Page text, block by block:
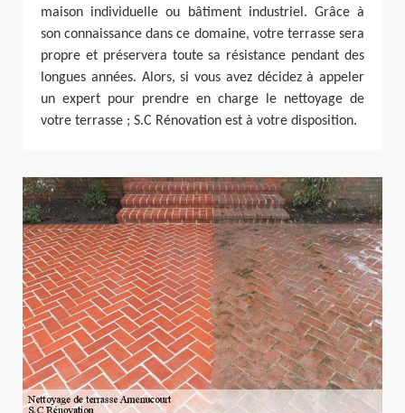
maison individuelle ou bâtiment industriel. Grâce à
son connaissance dans ce domaine, votre terrasse sera
propre et préservera toute sa résistance pendant des
longues années. Alors, si vous avez décidez à appeler
un expert pour prendre en charge le nettoyage de
votre terrasse ; S.C Rénovation est à votre disposition.